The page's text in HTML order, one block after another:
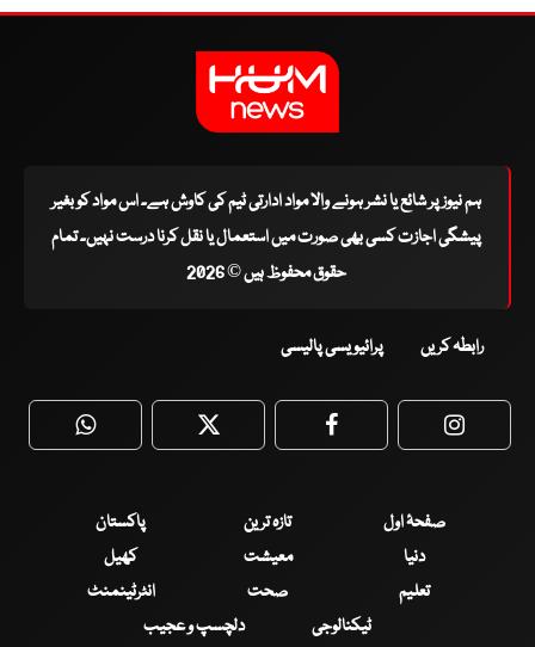
ہم نیوز پر شائع یا نشر ہونے والا مواد ادارتی ٹیم کی کاوش ہے۔ اس مواد کو بغیر
پیشگی اجازت کسی بھی صورت میں استعمال یا نقل کرنا درست نہیں۔ تمام
حقوق محفوظ ہیں © 2026
رابطہ کریں پرائیویسی پالیسی
WhatsApp Twitter Facebook
صفحۂ اول تازہ ترین
پاکستان
دنیا
معیشت
کھیل
تعلیم
صحت
انٹرٹینمنٹ
ٹیکنالوجی
دلچسپ و عجیب